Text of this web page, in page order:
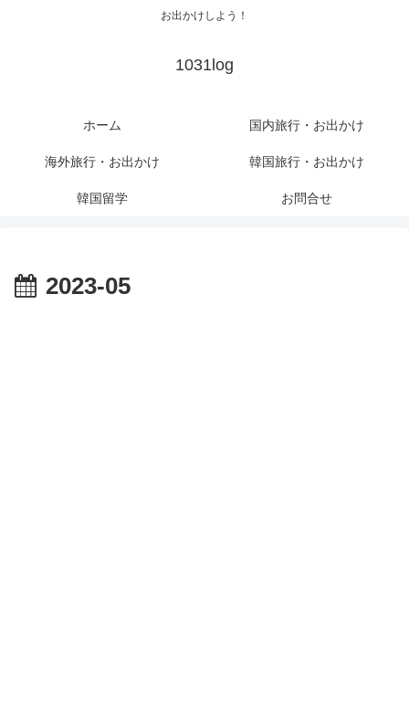
お出かけしよう！
1031log
ホーム 国内旅行・お出かけ
海外旅行・お出かけ 韓国旅行・お出かけ
韓国留学 お問合せ
2023-05